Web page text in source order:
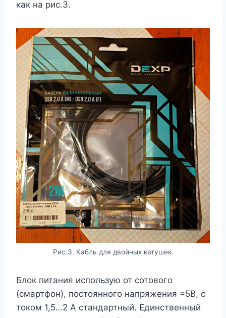
как на рис.3.
Рис.3. Кабль для двойных катушек.
Блок питания использую от сотового
(смартфон), постоянного напряжения =5В, с
током 1,5…2 А стандартный. Единственный